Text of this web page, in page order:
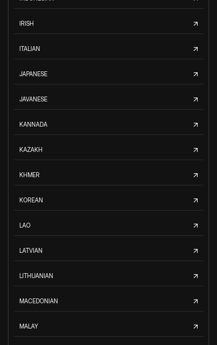
IRISH
ITALIAN
JAPANESE
JAVANESE
KANNADA
KAZAKH
KHMER
KOREAN
LAO
LATVIAN
LITHUANIAN
MACEDONIAN
MALAY